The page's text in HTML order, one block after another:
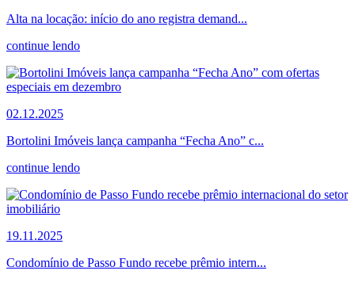
Alta na locação: início do ano registra demand...
continue lendo
02.12.2025
Bortolini Imóveis lança campanha “Fecha Ano” c...
continue lendo
19.11.2025
Condomínio de Passo Fundo recebe prêmio intern...